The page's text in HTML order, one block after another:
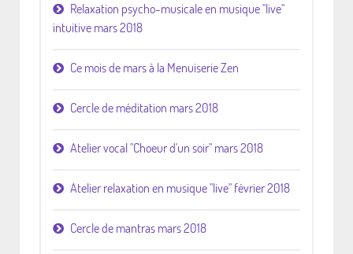
Relaxation psycho-musicale en musique "live"
intuitive mars 2018
Ce mois de mars à la Menuiserie Zen
Cercle de méditation mars 2018
Atelier vocal "Choeur d'un soir" mars 2018
Atelier relaxation en musique "live" février 2018
Cercle de mantras mars 2018